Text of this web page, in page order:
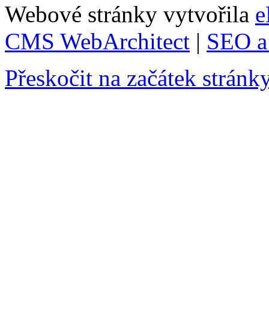
Webové stránky vytvořila
CMS WebArchitect | SEO
Přeskočit na začátek